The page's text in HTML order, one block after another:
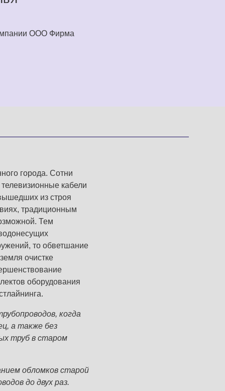
ООО Фирма
города. Сотни
кабели
из строя
традиционным
Тем
то обветшание
очистке
оборудования
когда
а также без
труб в старом
обломков старой
до двух раз.